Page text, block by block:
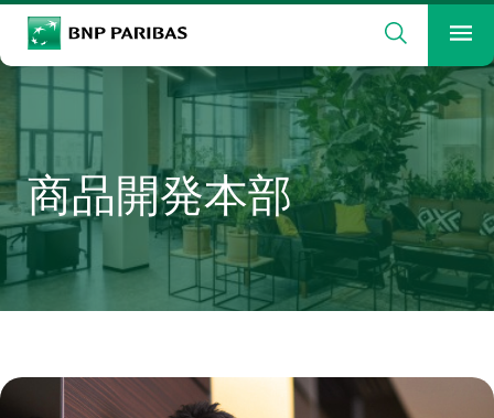
BNP Paribas
検索
検索ワードを入力
検索
メ
商品開発本部